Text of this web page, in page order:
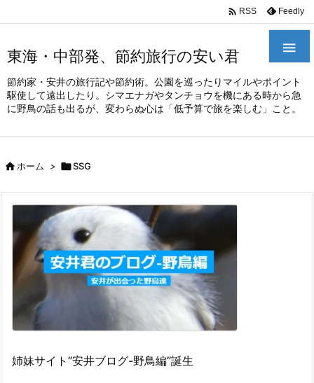
東海・中部発、節約旅行の安い君
節約家・安井の旅行記や節約術。公園を巡ったりマイルやポイント
駆使して遠出したり。シマエナガやタンチョウを機にある時から急
に野鳥の話も出るが、変わらぬ心は「低予算で旅を楽しむ」こと。

 RSS Feedly
ホーム > SSG
姉妹サイト”安井ブログ-野鳥編”誕生